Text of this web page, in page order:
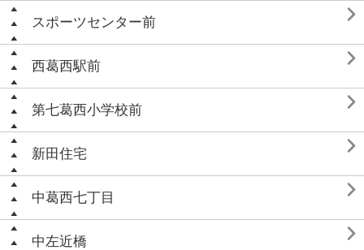
スポーツセンター前 
西葛西駅前 
第七葛西小学校前 
新田住宅 
中葛西七丁目 
中左近橋 